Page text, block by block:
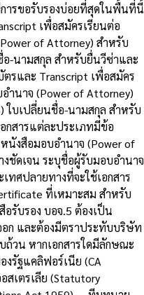
ารขอรับรองบ่อยที่สุดในพื้นที่นี้
เพื่อสมัครเรียนต่อ
of Attorney) สำหรับ
อ-นามสกุล สำหรับยื่นวีซ่าและ
รและ Transcript เพื่อสมัคร
ำนาจ (Power of Attorney)
ใบเปลี่ยนชื่อ-นามสกุล สำหรับ
กสารแต่ละประเภทมีข้อ
นังสือมอบอำนาจ (Power of
ชัดเจน ระบุชื่อผู้รับมอบอำนาจ
ทศปลายทางที่จะใช้เอกสาร
ที่เหมาะสม สำหรับ
รับรอง บอจ.5 ต้องเป็น
อก และต้องมีตราประทับบริษัท
ถ้วน หากเอกสารใดมีลักษณะ
รัฐแคลิฟอร์เนีย (CA
เตรเลีย (Statutory